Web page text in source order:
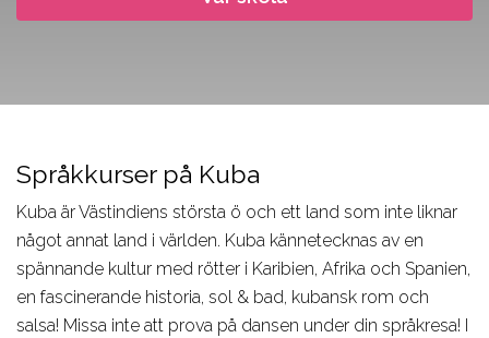
Film, Photo,
Business
Environment,
Natural
Science
Tourism,
Hotel, Event,
Restaurant
Språkkurser på Kuba
Kuba är Västindiens största ö och ett land som inte liknar
något annat land i världen. Kuba kännetecknas av en
spännande kultur med rötter i Karibien, Afrika och Spanien,
en fascinerande historia, sol & bad, kubansk rom och
salsa! Missa inte att prova på dansen under din språkresa! I